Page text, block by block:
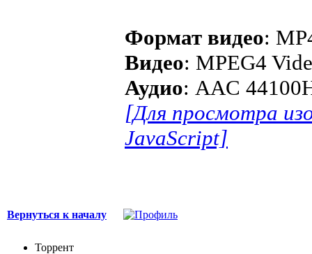
Формат видео:
Видео: MPEG4
Аудио: AAC
[Для просмотра
JavaScript]
Вернуться к началу
Торрент